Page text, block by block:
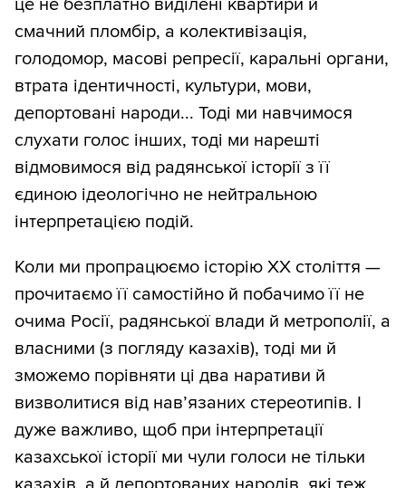
це не безплатно виділені квартири й
смачний пломбір, а колективізація,
голодомор, масові репресії, каральні органи,
втрата ідентичності, культури, мови,
депортовані народи... Тоді ми навчимося
слухати голос інших, тоді ми нарешті
відмовимося від радянської історії з її
єдиною ідеологічно не нейтральною
інтерпретацією подій.
Коли ми пропрацюємо історію ХХ століття —
прочитаємо її самостійно й побачимо її не
очима Росії, радянської влади й метрополії, а
власними (з погляду казахів), тоді ми й
зможемо порівняти ці два наративи й
визволитися від нав’язаних стереотипів. І
дуже важливо, щоб при інтерпретації
казахської історії ми чули голоси не тільки